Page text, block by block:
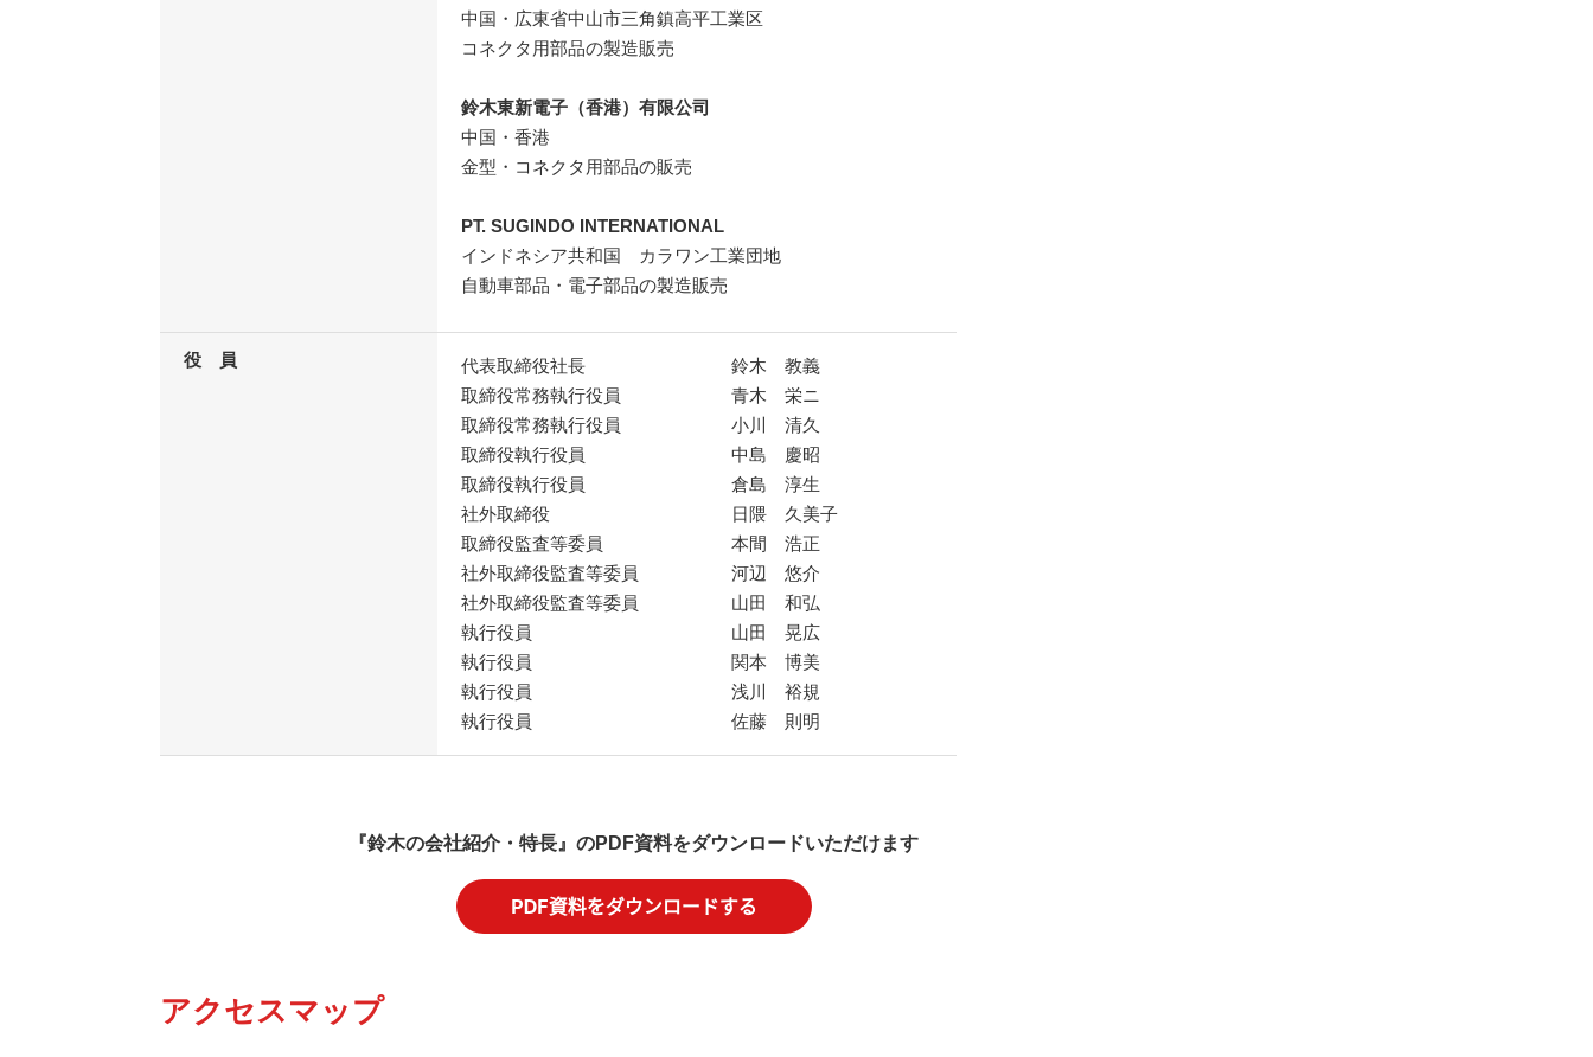
中国・広東省中山市三角鎮高平工業区
コネクタ用部品の製造販売
鈴木東新電子（香港）有限公司
中国・香港
金型・コネクタ用部品の販売
PT. SUGINDO INTERNATIONAL
インドネシア共和国 カラワン工業団地
自動車部品・電子部品の製造販売
役 員 代表取締役社長
鈴木 教義
取締役常務執行役員
青木 栄ニ
取締役常務執行役員
小川 清久
取締役執行役員
中島 慶昭
取締役執行役員
倉島 淳生
社外取締役
日隈 久美子
取締役監査等委員
本間 浩正
社外取締役監査等委員
河辺 悠介
社外取締役監査等委員
山田 和弘
執行役員
山田 晃広
執行役員
関本 博美
執行役員
浅川 裕規
執行役員
佐藤 則明
『鈴木の会社紹介・特長』のPDF資料をダウンロードいただけます
アクセスマップ